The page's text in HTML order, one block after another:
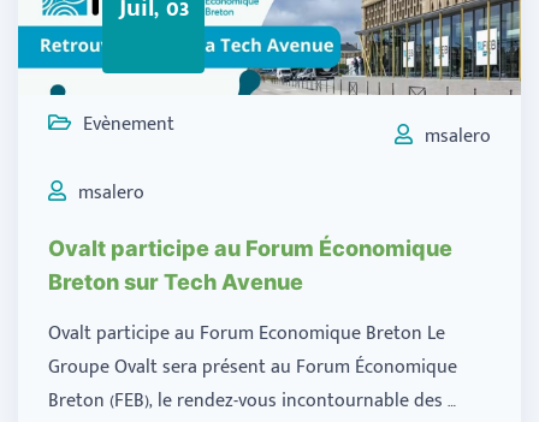
Evènement
msalero
msalero
Ovalt participe au Forum Économique
Breton sur Tech Avenue
Ovalt participe au Forum Economique Breton Le
Groupe Ovalt sera présent au Forum Économique
Breton (FEB), le rendez-vous incontournable des …